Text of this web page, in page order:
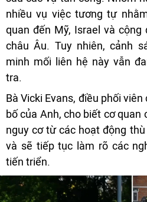
nhiều vụ việc tương tự
quan đến Mỹ, Israel và cộng
châu Âu. Tuy nhiên, cảnh
minh mối liên hệ này vẫn
tra.
Bà Vicki Evans, điều phối
bố của Anh, cho biết cơ quan
nguy cơ từ các hoạt động
và sẽ tiếp tục làm rõ các
tiến triển.